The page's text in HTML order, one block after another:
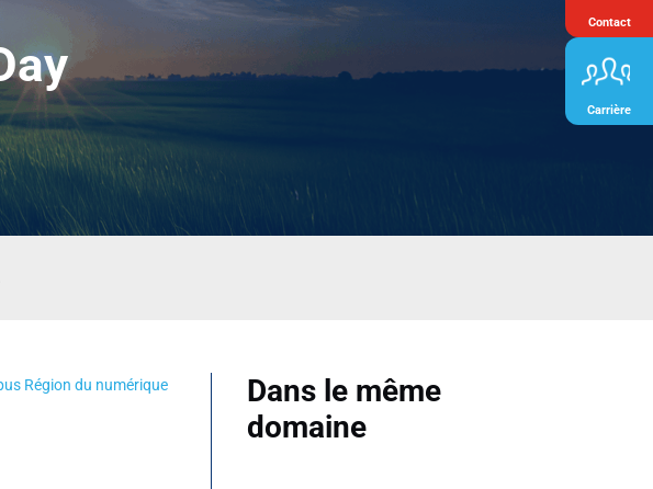
Région du numérique
Dans le même
domaine
Contact
Carrière